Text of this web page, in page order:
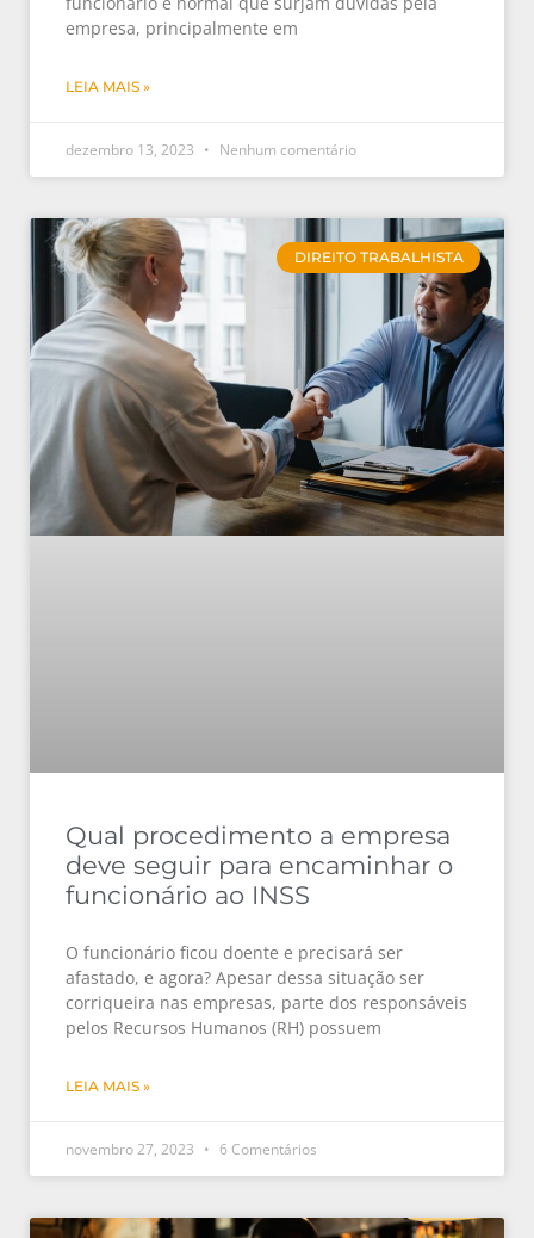
empresa, principalmente em
LEIA MAIS »
dezembro 13, 2023 Nenhum comentário
DIREITO TRABALHISTA
Qual procedimento a empresa
deve seguir para encaminhar o
funcionário ao INSS
O funcionário ficou doente e precisará ser
afastado, e agora? Apesar dessa situação ser
corriqueira nas empresas, parte dos responsáveis
pelos Recursos Humanos (RH) possuem
LEIA MAIS »
novembro 27, 2023 6 Comentários